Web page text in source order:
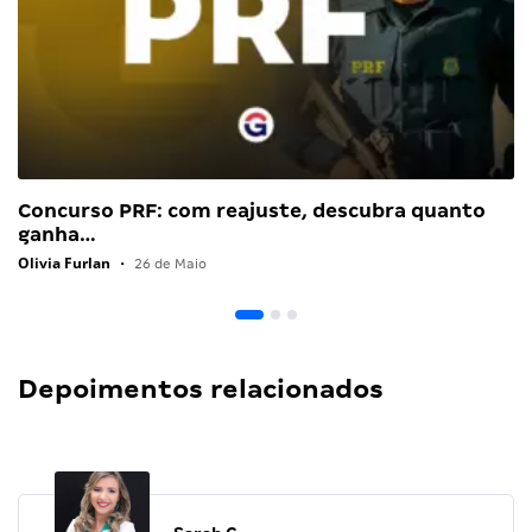
Concurso PRF: com reajuste, descubra quanto
ganha…
Olivia Furlan • 26 de Maio
Depoimentos relacionados